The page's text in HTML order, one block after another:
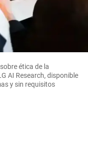
ética de la
AI Research, disponible
y sin requisitos